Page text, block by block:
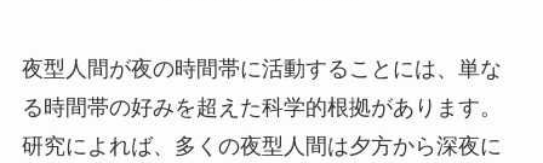
夜型人間が夜の時間帯に活動することには、単な
る時間帯の好みを超えた科学的根拠があります。
研究によれば、多くの夜型人間は夕方から深夜に